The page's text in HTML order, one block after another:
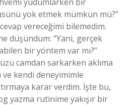
yok etmek mümkün mü?”
vereceğimi bilemedim.
düşündüm: “Yani, gerçek
bir yöntem var mı?”
camdan sarkarken aklıma
kendi deneyimimle
karar verdim. İşte bu,
yazma rutinime yakışır bir